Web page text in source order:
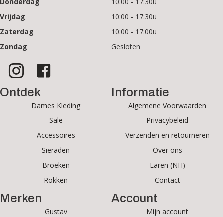
Vrijdag
10:00 - 17:30u
Zaterdag
10:00 - 17:00u
Zondag
Gesloten
Ontdek
Dames Kleding
Sale
Accessoires
Sieraden
Broeken
Rokken
Merken
Gustav
Informatie
Algemene Voorwaarden
Privacybeleid
Verzenden en retourneren
Over ons
Laren (NH)
Contact
Account
Mijn account